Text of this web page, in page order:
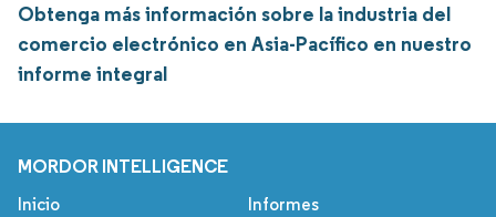
Obtenga más información sobre la industria del
comercio electrónico en Asia-Pacífico en nuestro
informe integral
MORDOR INTELLIGENCE
Inicio Informes